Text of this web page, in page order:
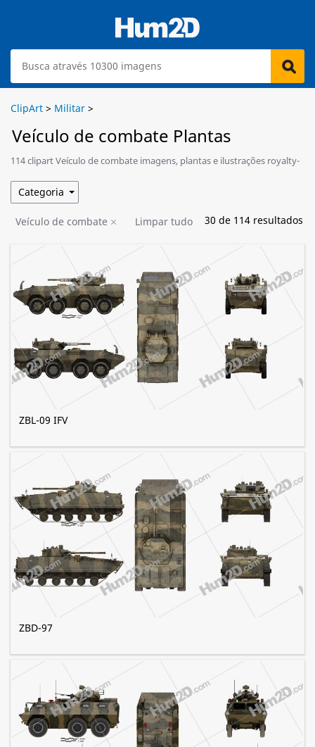
ClipArt > Militar >
Veículo de combate Plantas
114 clipart Veículo de combate imagens, plantas e ilustrações royalty-
Veículo de combate Limpar tudo 30 de 114 resultados
ZBL-09 IFV
ZBD-97
Categoria